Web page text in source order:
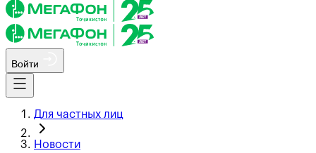
Войти
Для частных лиц
Новости